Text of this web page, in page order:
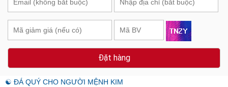
Đặt hàng
☯ ĐÁ QUÝ CHO NGƯỜI MỆNH KIM